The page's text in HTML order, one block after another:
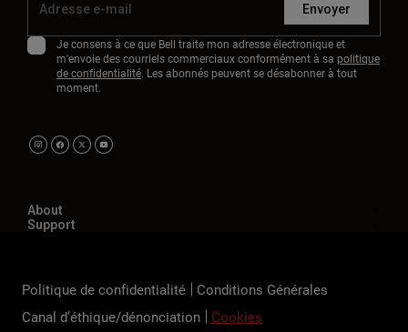
Envoyer
Je consens à ce que Bell traite mon adresse électronique et
m'envoie des courriels commerciaux conformément à sa politique
de confidentialité. Les abonnés peuvent se désabonner à tout
moment.
About
Support
Politique de confidentialité
Conditions Générales
Canal d’éthique/dénonciation
Cookies